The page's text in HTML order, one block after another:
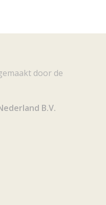
door de
B.V.